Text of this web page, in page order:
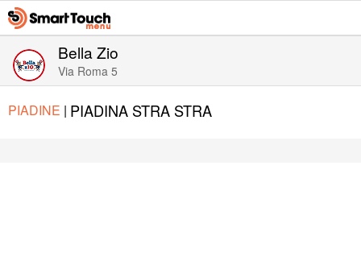
Bella Zio
Via Roma 5
PIADINE | PIADINA STRA STRA